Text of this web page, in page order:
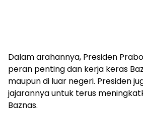
Dalam arahannya, Presiden
peran penting dan kerja keras
maupun di luar negeri. Presiden
jajarannya untuk terus
Baznas.